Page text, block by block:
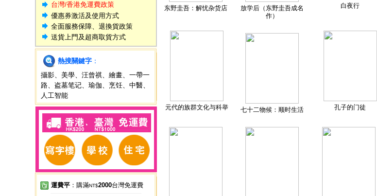
台灣/香港免運費政策
優惠券激活及使用方式
全面服務保障、退換貨政策
送貨上門及超商取貨方式
熱搜關鍵字 ：
攝影
美學 汪曾祺 繪畫
一帶一
路
盗墓笔记 瑜伽 烹饪 中醫
人工智能
運費平 ：購滿NT$2000台灣免運費
东野圭吾：解忧杂货店
放学后（东野圭吾成名
作）
白夜行
元代的族群文化与科举 七十二物候：顺时生活 孔子的门徒